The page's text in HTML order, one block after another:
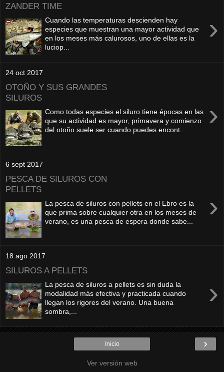
ZANDER TIME
›
Cuando las temperaturas descienden hay
especies que muestran una mayor actividad que
en los meses más calurosos, uno de ellas es la
luciop...
24 oct 2017
OTOÑO Y SUS GRANDES
SILUROS
›
Como todas especies el siluro tiene épocas en las
que su actividad es mayor, primavera y comienzo
del otoño suele ser cuando puedes encont...
6 sept 2017
PESCA DE SILUROS CON
PELLETS
›
La pesca de siluros con pellets en el Ebro es la
que prima sobre cualquier otra en los meses de
verano, es una pesca de espera donde sabe...
18 ago 2017
SILUROS A PELLETS
›
La pesca de siluros a pellets es sin duda la
modalidad más efectiva y practicada cuando
llegan los rigores del verano. Una buena
sombra,...
›
Inicio
Ver versión web